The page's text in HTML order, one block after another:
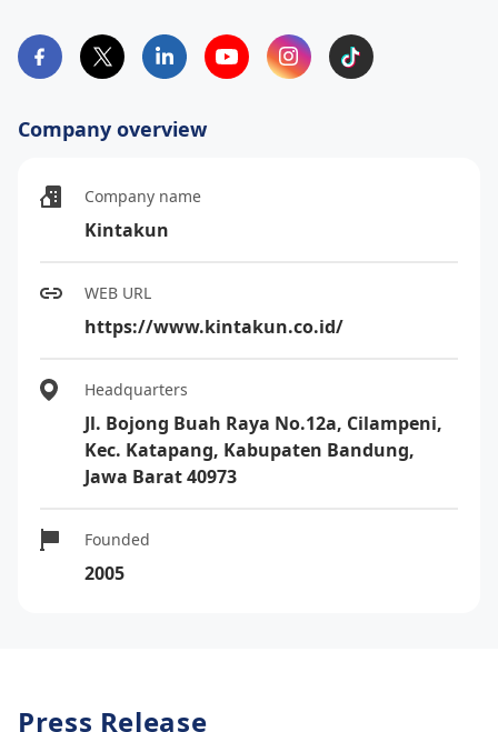
Company overview
Company name
Kintakun
WEB URL
https://www.kintakun.co.id/
Headquarters
Jl. Bojong Buah Raya No.12a, Cilampeni,
Kec. Katapang, Kabupaten Bandung,
Jawa Barat 40973
Founded
2005
Press Release